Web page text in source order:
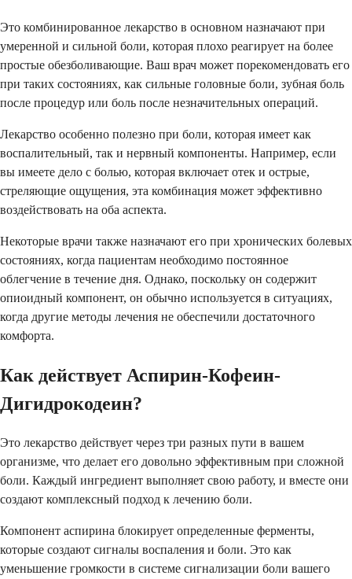
Это комбинированное лекарство в основном назначают при
умеренной и сильной боли, которая плохо реагирует на более
простые обезболивающие. Ваш врач может порекомендовать его
при таких состояниях, как сильные головные боли, зубная боль
после процедур или боль после незначительных операций.
Лекарство особенно полезно при боли, которая имеет как
воспалительный, так и нервный компоненты. Например, если
вы имеете дело с болью, которая включает отек и острые,
стреляющие ощущения, эта комбинация может эффективно
воздействовать на оба аспекта.
Некоторые врачи также назначают его при хронических болевых
состояниях, когда пациентам необходимо постоянное
облегчение в течение дня. Однако, поскольку он содержит
опиоидный компонент, он обычно используется в ситуациях,
когда другие методы лечения не обеспечили достаточного
комфорта.
Как действует Аспирин-Кофеин-
Дигидрокодеин?
Это лекарство действует через три разных пути в вашем
организме, что делает его довольно эффективным при сложной
боли. Каждый ингредиент выполняет свою работу, и вместе они
создают комплексный подход к лечению боли.
Компонент аспирина блокирует определенные ферменты,
которые создают сигналы воспаления и боли. Это как
уменьшение громкости в системе сигнализации боли вашего